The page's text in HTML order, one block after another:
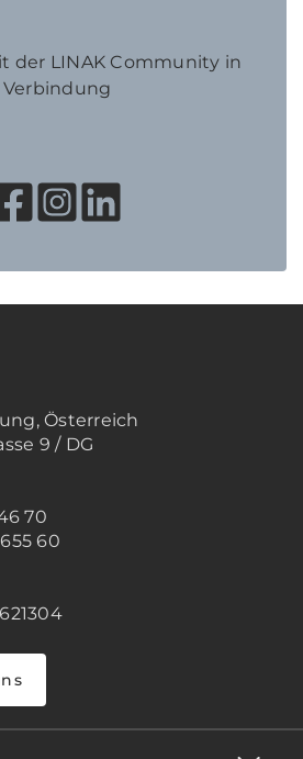
der LINAK Community in
Verbindung
Österreich
9 / DG
70
60